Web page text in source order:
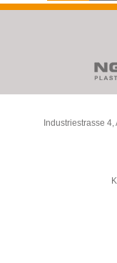
Industriestrasse